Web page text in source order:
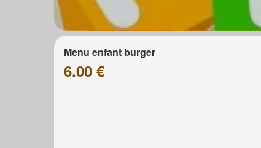
Menu enfant burger
6.00 €